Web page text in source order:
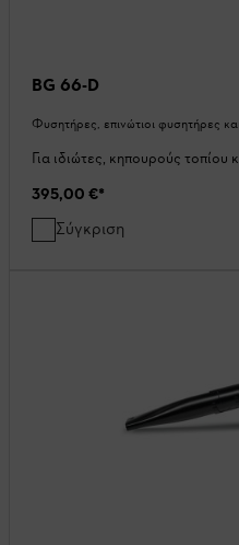
BG 66-D
Φυσητήρες, επινώτιοι φυσητήρες
Για ιδιώτες, κηπουρούς τοπίου
395,00 €*
Σύγκριση